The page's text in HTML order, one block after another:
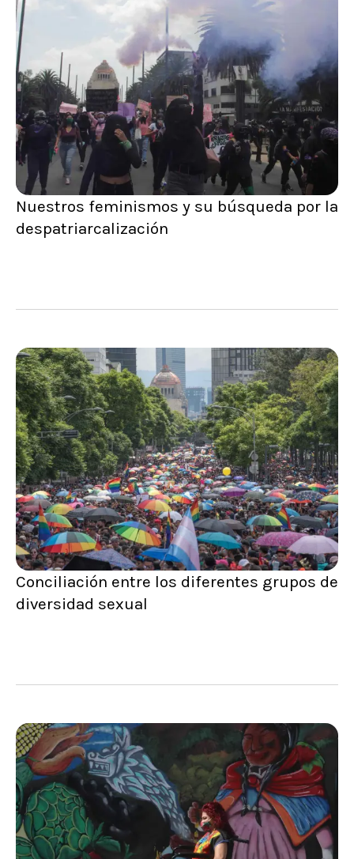
Nuestros feminismos y su búsqueda por la
despatriarcalización
Conciliación entre los diferentes grupos de
diversidad sexual